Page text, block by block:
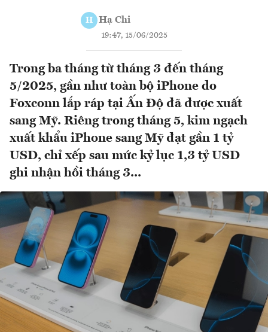
H Hạ Chi
19:47, 15/06/2025
Trong ba tháng từ tháng 3 đến tháng
5/2025, gần như toàn bộ iPhone do
Foxconn lắp ráp tại Ấn Độ đã được xuất
sang Mỹ. Riêng trong tháng 5, kim ngạch
xuất khẩu iPhone sang Mỹ đạt gần 1 tỷ
USD, chỉ xếp sau mức kỷ lục 1,3 tỷ USD
ghi nhận hồi tháng 3...